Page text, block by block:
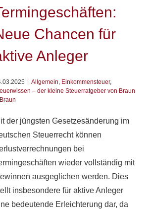
Chancen für
Anleger
| Allgemein Einkommensteuer,
– der kleine Steuerratgeber von Braun
der jüngsten Gesetzesänderung im
Steuerrecht können
bei
wieder vollständig mit
ausgeglichen werden. Dies
insbesondere für aktive Anleger
bedeutende Erleichterung dar, da